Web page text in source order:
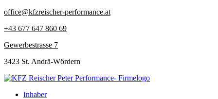
Zum
springen
office@kfzreischer-performance.at
+43 677 647 860 69
Gewerbestrasse 7
3423 St. Andrä-Wördern
Inhaber